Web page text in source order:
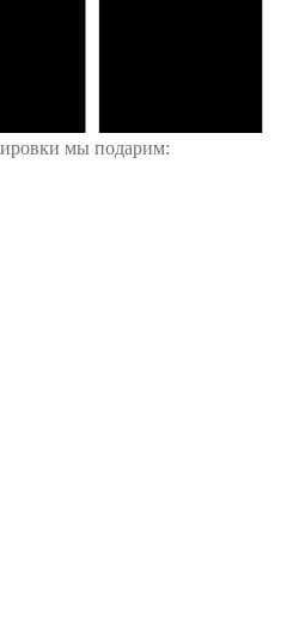
мы подарим: